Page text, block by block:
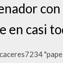
casi